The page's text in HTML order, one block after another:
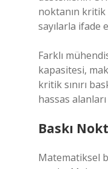
noktanın
sayılarla ifade
Farklı
kapasitesi,
kritik sınırı
hassas
Baskı
Matematiksel